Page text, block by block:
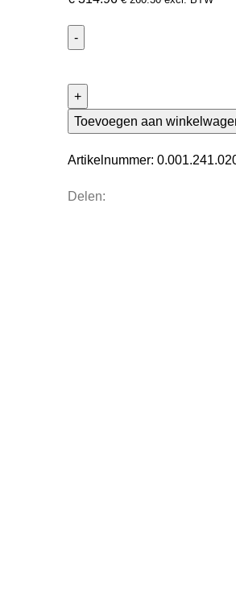
Toevoegen aan
Artikelnummer:
Delen: